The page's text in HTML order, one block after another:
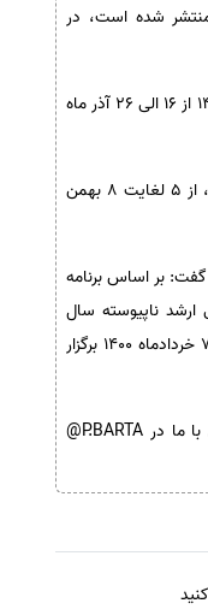
شده است، در
زمان ثبت نام کنکور کارشناسی ارشد 1400 از 16 الی 26 آذر ماه
مهلت مجدد ثبت نام کنکور ارشد 1400 ، از 5 لغایت 8 بهمن
بر اساس برنامه
ناپیوسته سال
1400 در روزهای پنجشنبه و جمعه 6 و 7 خردادماه 1400 برگزار
برای دریافت اطلاعات به روز دانشگاهی با ما در P.BARTA@